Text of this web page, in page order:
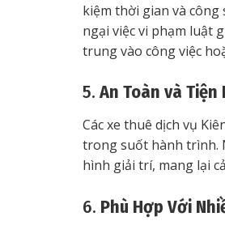
kiệm thời gian và công
ngại việc vi phạm luật
trung vào công việc
5. An Toàn và Tiện
Các xe thuê dịch vụ
trong suốt hành trình.
hình giải trí, mang lại
6. Phù Hợp Với